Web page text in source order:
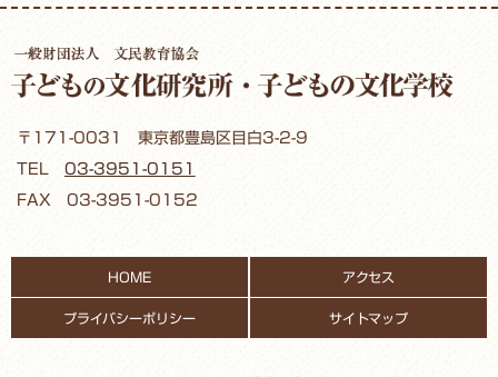
〒171-0031 東京都豊島区目白3-2-9
TEL 03-3951-0151
FAX 03-3951-0152
HOME アクセス
プライバシーポリシー サイトマップ